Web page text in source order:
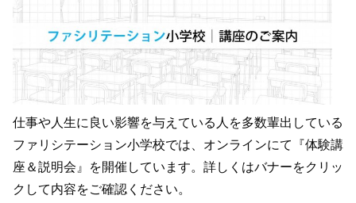
仕事や人生に良い影響を与えている人を多数輩出している
ファリシテーション小学校では、オンラインにて『体験講
座＆説明会』を開催しています。詳しくはバナーをクリッ
クして内容をご確認ください。